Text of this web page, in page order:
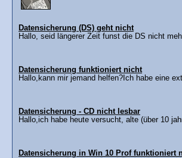
Datensicherung (DS) geht nicht
Hallo, seid längerer Zeit funst die DS nicht
Datensicherung funktioniert nicht
Hallo,kann mir jemand helfen?Ich habe eine
Datensicherung - CD nicht lesbar
Hallo,ich habe heute versucht, alte (über 10
Datensicherung in Win 10 Prof funktioniert